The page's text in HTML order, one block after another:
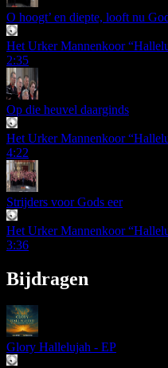
O hoogt’ en diepte, looft nu
Het Urker Mannenkoor
2:35
Op die heuvel daarginds
Het Urker Mannenkoor
4:22
Strijders voor Gods eer
Het Urker Mannenkoor
3:36
Bijdragen
Glory Hallelujah - EP